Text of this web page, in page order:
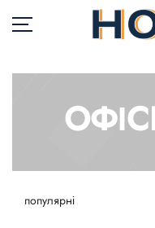
В НАЯВНОСТІ
САД І БАЛКОН
ЗБЕРІГАННЯ ТА